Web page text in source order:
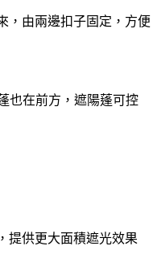
，由兩邊扣子固定，方便
也在前方，遮陽蓬可控
提供更大面積遮光效果